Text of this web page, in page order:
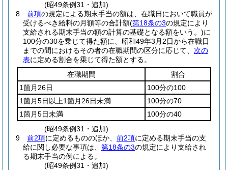
(昭49条例31・追加)
8
前項の規定による期末手当の額は、在職日において職員が
受けるべき給料の月額等の合計額(第18条の3の規定により
支給される期末手当の額の計算の基礎となる額をいう。)に
100分の30を乗じて得た額に、昭和49年3月2日から在職日
までの間におけるその者の在職期間の区分に応じて、 次の
表に定める割合を乗じて得た額とする。
在職期間
割合
1箇月26日
100分の100
1箇月5日以上1箇月26日未満
100分の70
1箇月5日未満
100分の40
(昭49条例31・追加)
9
前2項に定めるもののほか、 前2項に定める期末手当の支
給に関し必要な事項は、 第18条の3の規定により支給され
る期末手当の例による。
(昭49条例31・追加)